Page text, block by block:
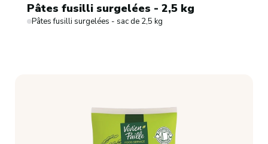
Pâtes fusilli surgelées - 2,5 kg
Pâtes fusilli surgelées - sac de 2,5 kg